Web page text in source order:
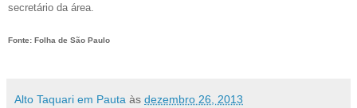
secretário da área.
Fonte: Folha de São Paulo
Alto Taquari em Pauta às dezembro 26, 2013